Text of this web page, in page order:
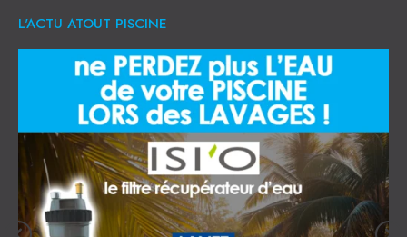
L'ACTU ATOUT PISCINE